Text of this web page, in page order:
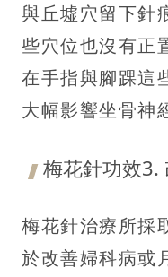
與丘墟穴留下針
些穴位也沒有正
在手指與腳踝這
大幅影響坐骨神
梅花針功效3.
梅花針治療所採
於改善婦科病或